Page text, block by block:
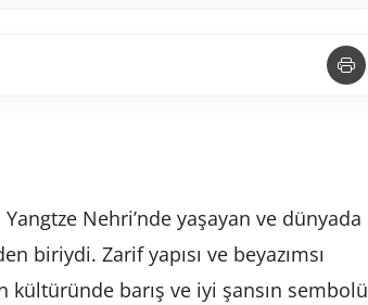
Nehri’nde yaşayan ve dünyada
biriydi. Zarif yapısı ve beyazımsı
kültüründe barış ve iyi şansın sembolü